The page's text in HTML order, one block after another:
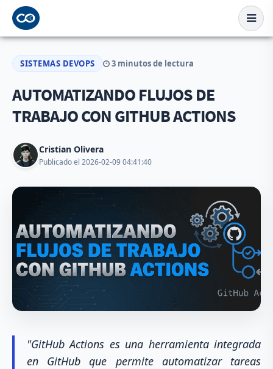
SISTEMAS DEVOPS 3 minutos de lectura
AUTOMATIZANDO FLUJOS DE
TRABAJO CON GITHUB ACTIONS
Cristian Olivera
Publicado el 2026-02-09 04:41:40
"GitHub Actions es una herramienta integrada
en GitHub que permite automatizar tareas